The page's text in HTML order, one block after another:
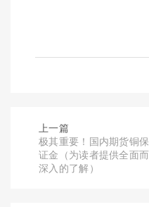
上一篇
极其重要！国内期货铜保
证金（为读者提供全面而
深入的了解）